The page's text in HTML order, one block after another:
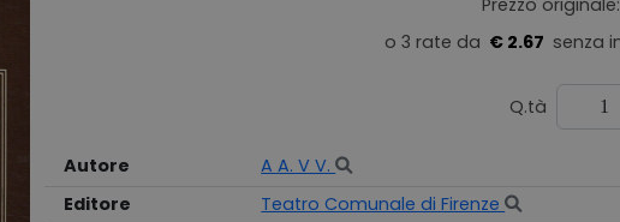
Prezzo originale:
€ 2.67
Q.tà
Autore
A A. V V.
Editore
Teatro Comunale di Firenze